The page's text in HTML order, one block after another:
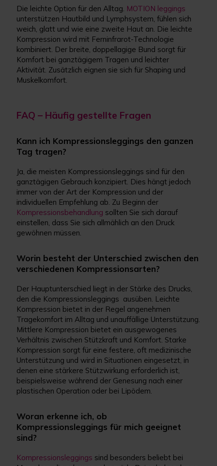
Die leichte Option für den Alltag. MOTION leggings
unterstützen Hautbild und Lymphsystem, fühlen sich
weich, glatt und wie eine zweite Haut an. Die leichte
Kompression wird mit Ferninfrarot-Technologie
kombiniert. Der breite, doppellagige Bund sorgt für
Komfort bei ganztägigem Tragen und leichter
Aktivität. Zusätzlich eignen sie sich für Shaping und
Muskelkomfort.
FAQ – Häufig gestellte Fragen
Kann ich Kompressionsleggings den ganzen
Tag tragen?
Ja, die meisten Kompressionsleggings sind für den
ganztägigen Gebrauch konzipiert. Dies hängt jedoch
immer von der Art der Kompression und der
individuellen Empfehlung ab. Zu Beginn der
Kompressionsbehandlung sollten Sie sich darauf
einstellen, dass Sie sich allmählich an den Druck
gewöhnen müssen.
Worin besteht der Unterschied zwischen den
verschiedenen Kompressionsarten?
Der Hauptunterschied liegt in der Stärke des Drucks,
den die Kompressionsleggings ausüben. Leichte
Kompression bietet in der Regel angenehmen
Tragekomfort im Alltag und unauffällige Unterstützung.
Mittlere Kompression bietet ein ausgewogenes
Verhältnis zwischen Stützkraft und Komfort. Starke
Kompression sorgt für eine festere, oft medizinische
Unterstützung und wird in Situationen eingesetzt, in
denen eine stärkere Stützwirkung erforderlich ist,
beispielsweise während der Genesung nach einer
plastischen Operation oder bei Lipödem.
Woran erkenne ich, ob
Kompressionsleggings für mich geeignet
sind?
Kompressionsleggings sind besonders beliebt bei